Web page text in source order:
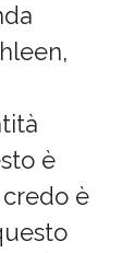
è
è